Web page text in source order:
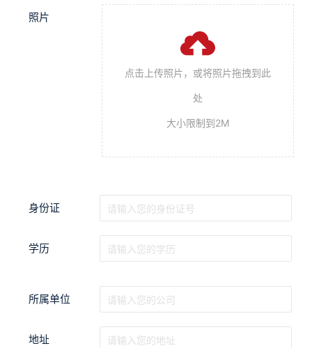
照片

点击上传照片，或将照片拖拽到此
处
大小限制到2M
身份证
学历
所属单位
地址